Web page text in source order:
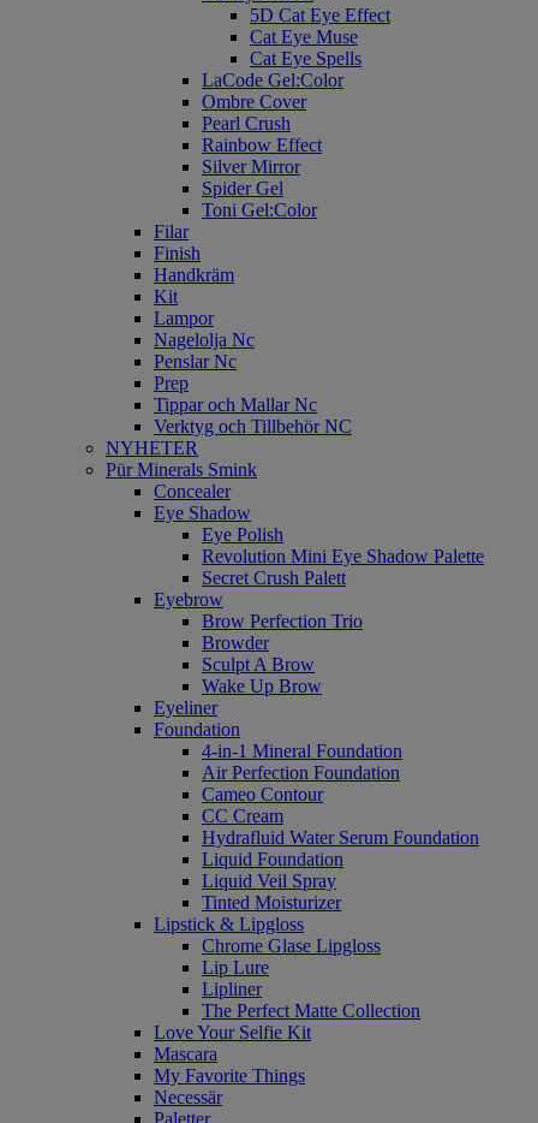
5D Cat Eye Effect
Cat Eye Muse
Cat Eye Spells
LaCode Gel:Color
Ombre Cover
Pearl Crush
Rainbow Effect
Silver Mirror
Spider Gel
Toni Gel:Color
Filar
Finish
Handkräm
Kit
Lampor
Nagelolja Nc
Penslar Nc
Prep
Tippar och Mallar Nc
Verktyg och Tillbehör NC
NYHETER
Pür Minerals Smink
Concealer
Eye Shadow
Eye Polish
Revolution Mini Eye Shadow Palette
Secret Crush Palett
Eyebrow
Brow Perfection Trio
Browder
Sculpt A Brow
Wake Up Brow
Eyeliner
Foundation
4-in-1 Mineral Foundation
Air Perfection Foundation
Cameo Contour
CC Cream
Hydrafluid Water Serum Foundation
Liquid Foundation
Liquid Veil Spray
Tinted Moisturizer
Lipstick & Lipgloss
Chrome Glase Lipgloss
Lip Lure
Lipliner
The Perfect Matte Collection
Love Your Selfie Kit
Mascara
My Favorite Things
Necessär
Paletter